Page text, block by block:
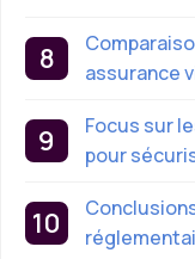
assurance
Focus sur
pour